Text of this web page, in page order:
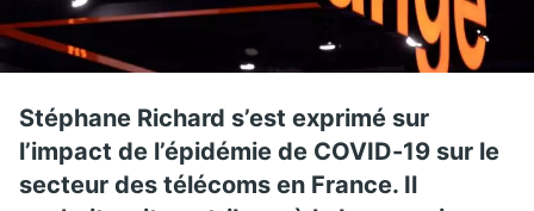
Stéphane Richard s’est exprimé sur
l’impact de l’épidémie de COVID-19 sur le
secteur des télécoms en France. Il